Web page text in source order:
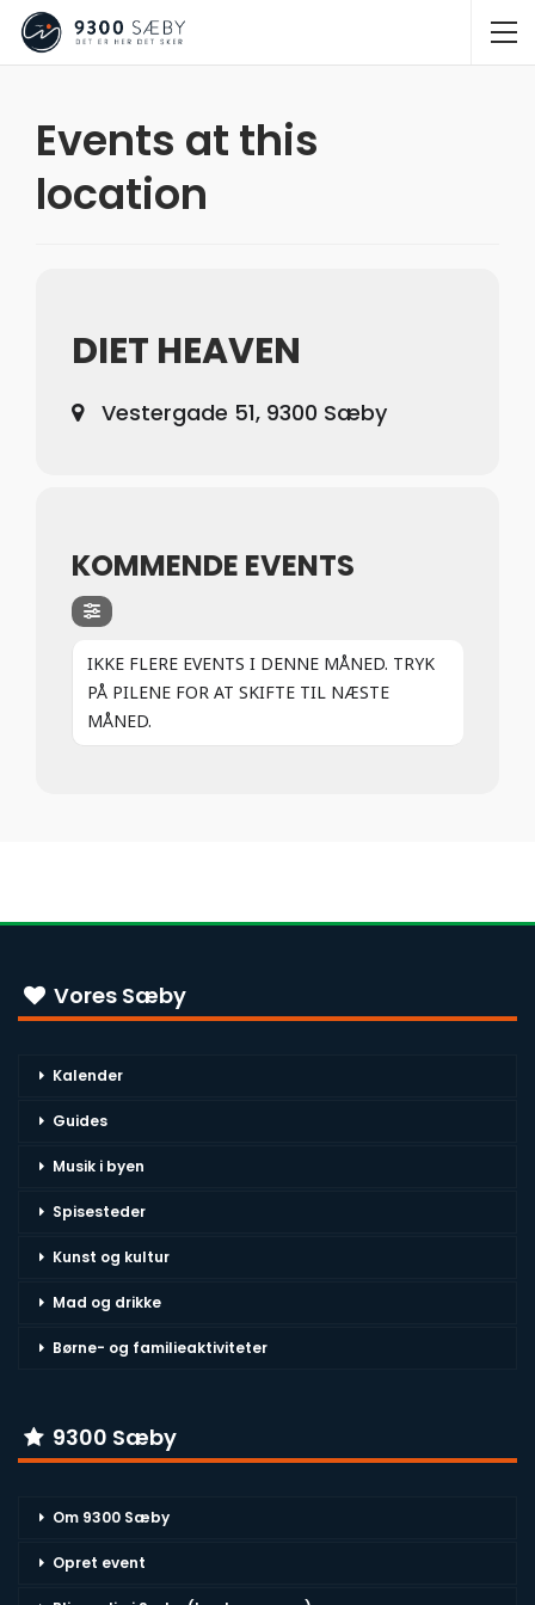
Events at this
location
DIET HEAVEN
Vestergade 51, 9300 Sæby
KOMMENDE EVENTS
IKKE FLERE EVENTS I DENNE MÅNED. TRYK
PÅ PILENE FOR AT SKIFTE TIL NÆSTE
MÅNED.
Vores Sæby
Kalender
Guides
Musik i byen
Spisesteder
Kunst og kultur
Mad og drikke
Børne- og familieaktiviteter
9300 Sæby
Om 9300 Sæby
Opret event